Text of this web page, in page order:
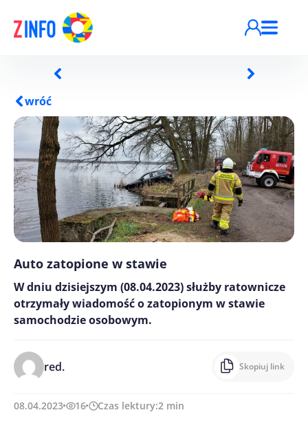
wróć
Auto zatopione w stawie
W dniu dzisiejszym (08.04.2023) służby ratownicze
otrzymały wiadomość o zatopionym w stawie
samochodzie osobowym.
red. Skopiuj link
08.04.2023 16 Czas lektury:2 min